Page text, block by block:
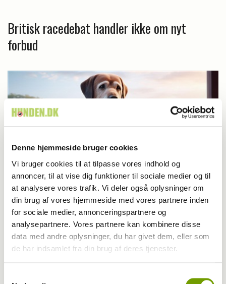
Denne hjemmeside bruger cookies
Vi bruger cookies til at tilpasse vores indhold og
annoncer, til at vise dig funktioner til sociale medier og til
at analysere vores trafik. Vi deler også oplysninger om
din brug af vores hjemmeside med vores partnere inden
for sociale medier, annonceringspartnere og
analysepartnere. Vores partnere kan kombinere disse
data med andre oplysninger, du har givet dem, eller som
de har indsamlet fra din brug af deres tjenester.
Britisk racedebat handler ikke om nyt
forbud
Aktuelt
Farvel til verdens ældste hund